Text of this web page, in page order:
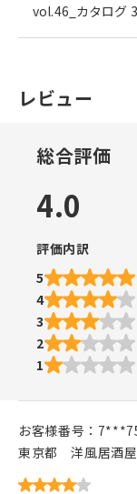
vol.46_カタログ
レビュー
総合評価
4.0
評価内訳
5
4
3
2
1
お客様番号：
東京都
洋風居酒屋